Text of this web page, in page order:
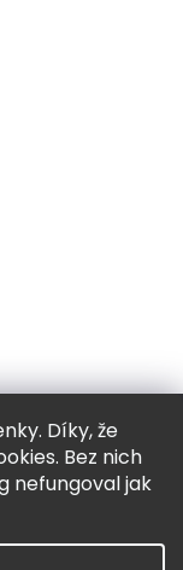
Díky, že
Bez nich
nefungoval jak
práva vyhrazena.
Shoptak.cz